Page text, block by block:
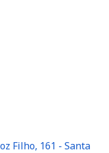
Filho, 161 - Santa